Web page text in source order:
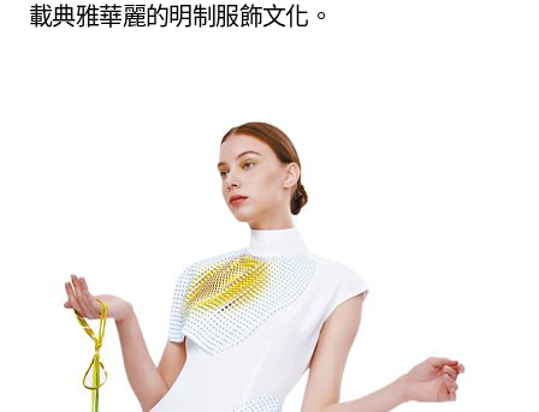
載典雅華麗的明制服飾文化。